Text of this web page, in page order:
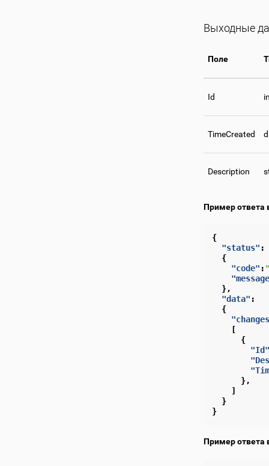
Выходные
Поле
Id
TimeCreated
Description
Пример ответа
{
"status" :
{
"code" :
},
"data" :
{
[
{
"Id"
},
]
}
}
Пример ответа